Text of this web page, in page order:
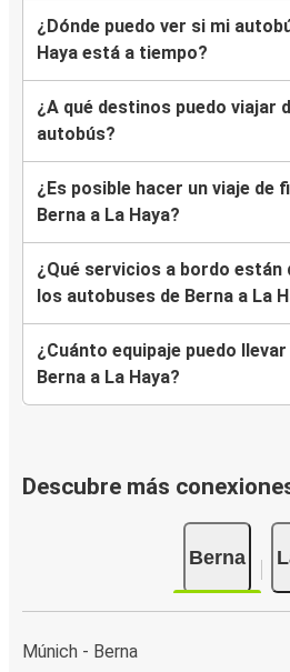
¿Dónde puedo ver si mi
Haya está a tiempo?
¿A qué destinos puedo viajar
autobús?
¿Es posible hacer un viaje de
Berna a La Haya?
¿Qué servicios a bordo están
los autobuses de Berna a La
¿Cuánto equipaje puedo
Berna a La Haya?
Descubre más
Berna
Múnich - Berna